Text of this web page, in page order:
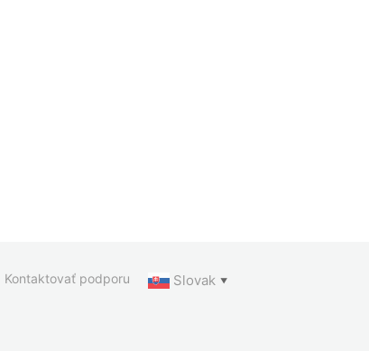
Kontaktovať podporu Slovak ▼